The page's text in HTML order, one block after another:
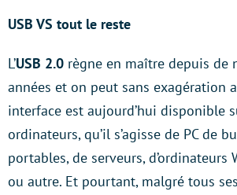
USB VS tout le reste
L’USB 2.0 règne en maître depuis de
années et on peut sans exagération
interface est aujourd’hui disponible
ordinateurs, qu’il s’agisse de PC de
portables, de serveurs, d’ordinateurs
ou autre. Et pourtant, malgré tous